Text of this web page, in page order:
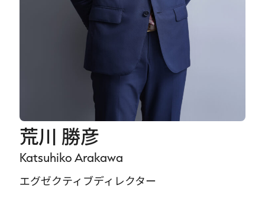
EN
JP
荒川 勝彦
Katsuhiko Arakawa
エグゼクティブディレクター